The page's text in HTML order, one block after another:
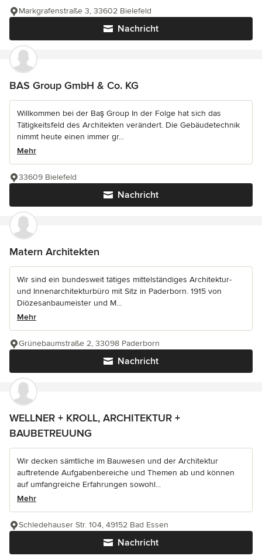
Nachricht
Markgrafenstraße 3, 33602 Bielefeld
BAS Group GmbH & Co. KG
Willkommen bei der Baş Group In der Folge hat sich das
Tätigkeitsfeld des Architekten verändert. Die Gebäudetechnik
nimmt heute einen immer gr...
Mehr
Nachricht
33609 Bielefeld
Matern Architekten
Wir sind ein bundesweit tätiges mittelständiges Architektur-
und Innenarchitekturbüro mit Sitz in Paderborn. 1915 von
Diözesanbaumeister und M...
Mehr
Nachricht
Grünebaumstraße 2, 33098 Paderborn
WELLNER + KROLL, ARCHITEKTUR +
BAUBETREUUNG
Wir decken sämtliche im Bauwesen und der Architektur
auftretende Aufgabenbereiche und Themen ab und können
auf umfangreiche Erfahrungen sowohl...
Mehr
Nachricht
Schledehauser Str. 104, 49152 Bad Essen